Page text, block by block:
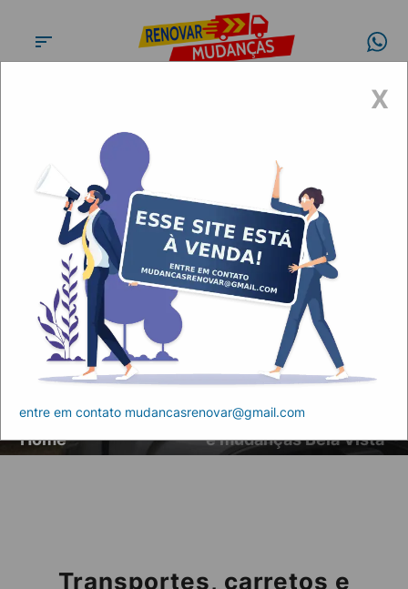
Transportes, carretos e
mudanças Bela Vista
Home
Artigos
Transportes, carretos
e mudanças Bela Vista
Transportes, carretos e
X
entre em contato mudancasrenovar@gmail.com